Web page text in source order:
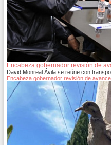
Encabeza gobernador revisión de
David Monreal Ávila se reúne con
Encabeza gobernador revisión de